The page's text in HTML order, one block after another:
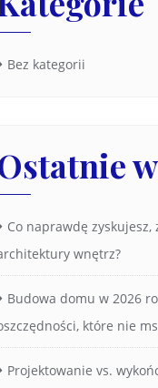
Bez kategorii
Co naprawdę
wnętrz?
Budowa domu w 2026
które nie
Projektowanie vs.